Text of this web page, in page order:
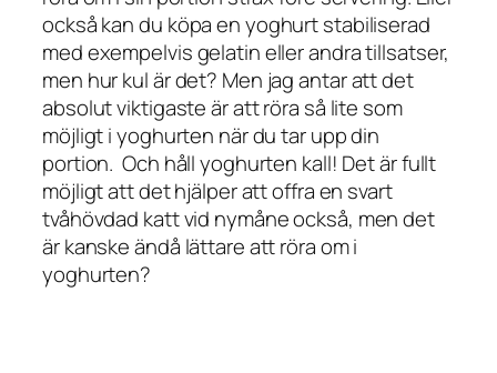
också kan du köpa en yoghurt stabiliserad
med exempelvis gelatin eller andra tillsatser,
men hur kul är det? Men jag antar att det
absolut viktigaste är att röra så lite som
möjligt i yoghurten när du tar upp din
portion. Och håll yoghurten kall! Det är fullt
möjligt att det hjälper att offra en svart
tvåhövdad katt vid nymåne också, men det
är kanske ändå lättare att röra om i
yoghurten?